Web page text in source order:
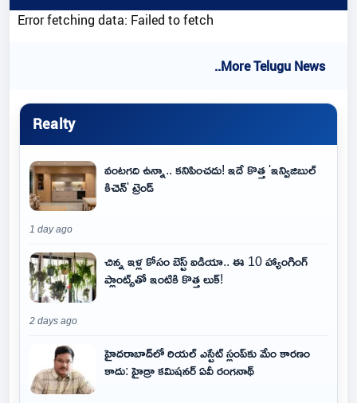
Error fetching data: Failed to fetch
..More Telugu News
Realty
వంటగది ఉన్నా.. కనిపించదు! ఇదే కొత్త 'ఇన్విజిబుల్
కిచెన్' ట్రెండ్
1 day ago
చిన్న ఇళ్ల కోసం బెస్ట్ ఐడియా.. ఈ 10 హ్యాంగింగ్
ప్లాంట్స్‌తో ఇంటికి కొత్త లుక్!
2 days ago
హైదరాబాద్‌లో రియల్ ఎస్టేట్ స్లంప్‌కు మేం కారణం
కాదు: హైడ్రా కమిషనర్ ఏవీ రంగనాథ్